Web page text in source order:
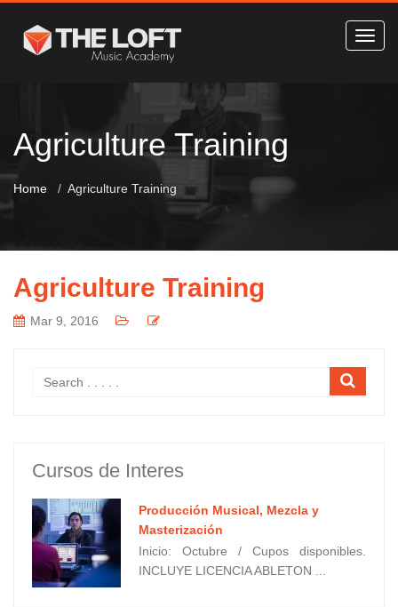
Agriculture Training
Home Agriculture Training
Agriculture Training
Mar 9, 2016
Cursos de Interes
Producción Musical, Mezcla y
Masterización
Inicio: Octubre / Cupos disponibles.
INCLUYE LICENCIA ABLETON ...